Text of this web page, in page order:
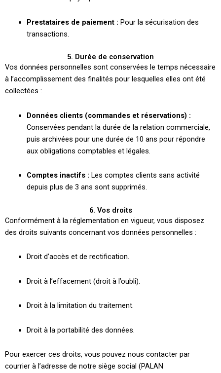
Prestataires de paiement : Pour la sécurisation des
transactions.
5. Durée de conservation
Vos données personnelles sont conservées le temps nécessaire
à l’accomplissement des finalités pour lesquelles elles ont été
collectées :
Données clients (commandes et réservations) :
Conservées pendant la durée de la relation commerciale,
puis archivées pour une durée de 10 ans pour répondre
aux obligations comptables et légales.
Comptes inactifs : Les comptes clients sans activité
depuis plus de 3 ans sont supprimés.
6. Vos droits
Conformément à la réglementation en vigueur, vous disposez
des droits suivants concernant vos données personnelles :
Droit d’accès et de rectification.
Droit à l’effacement (droit à l’oubli).
Droit à la limitation du traitement.
Droit à la portabilité des données.
Pour exercer ces droits, vous pouvez nous contacter par
courrier à l’adresse de notre siège social (PALAN